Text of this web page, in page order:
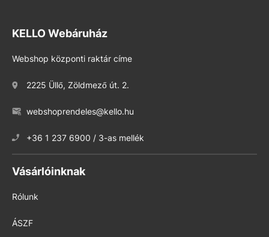
KELLO Webáruház
Webshop központi raktár címe
2225 Üllő, Zöldmező út. 2.
webshoprendeles@kello.hu
+36 1 237 6900 / 3-as mellék
Vásárlóinknak
Rólunk
ÁSZF